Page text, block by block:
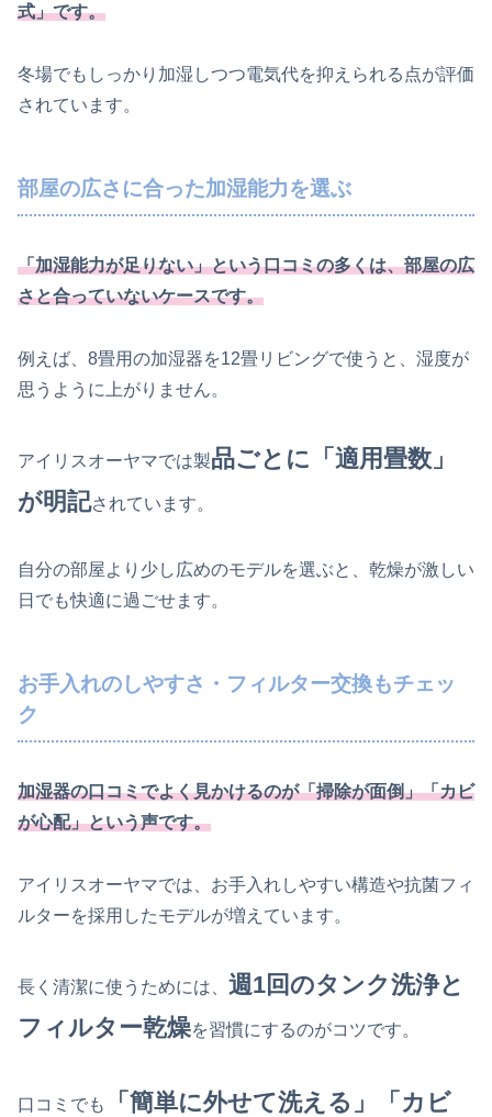
式」です。
冬場でもしっかり加湿しつつ電気代を抑えられる点が評価
されています。
部屋の広さに合った加湿能力を選ぶ
「加湿能力が足りない」という口コミの多くは、部屋の広
さと合っていないケースです。
例えば、8畳用の加湿器を12畳リビングで使うと、湿度が
思うように上がりません。
アイリスオーヤマでは製品ごとに「適用畳数」
が明記されています。
自分の部屋より少し広めのモデルを選ぶと、乾燥が激しい
日でも快適に過ごせます。
お手入れのしやすさ・フィルター交換もチェッ
ク
加湿器の口コミでよく見かけるのが「掃除が面倒」「カビ
が心配」という声です。
アイリスオーヤマでは、お手入れしやすい構造や抗菌フィ
ルターを採用したモデルが増えています。
長く清潔に使うためには、 週1回のタンク洗浄と
フィルター乾燥を習慣にするのがコツです。
口コミでも
「簡単に外せて洗える」「カビ